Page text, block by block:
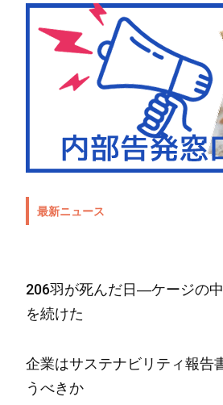
最新ニュース
206羽が死んだ日―ケージの
を続けた
企業はサステナビリティ報告
うべきか